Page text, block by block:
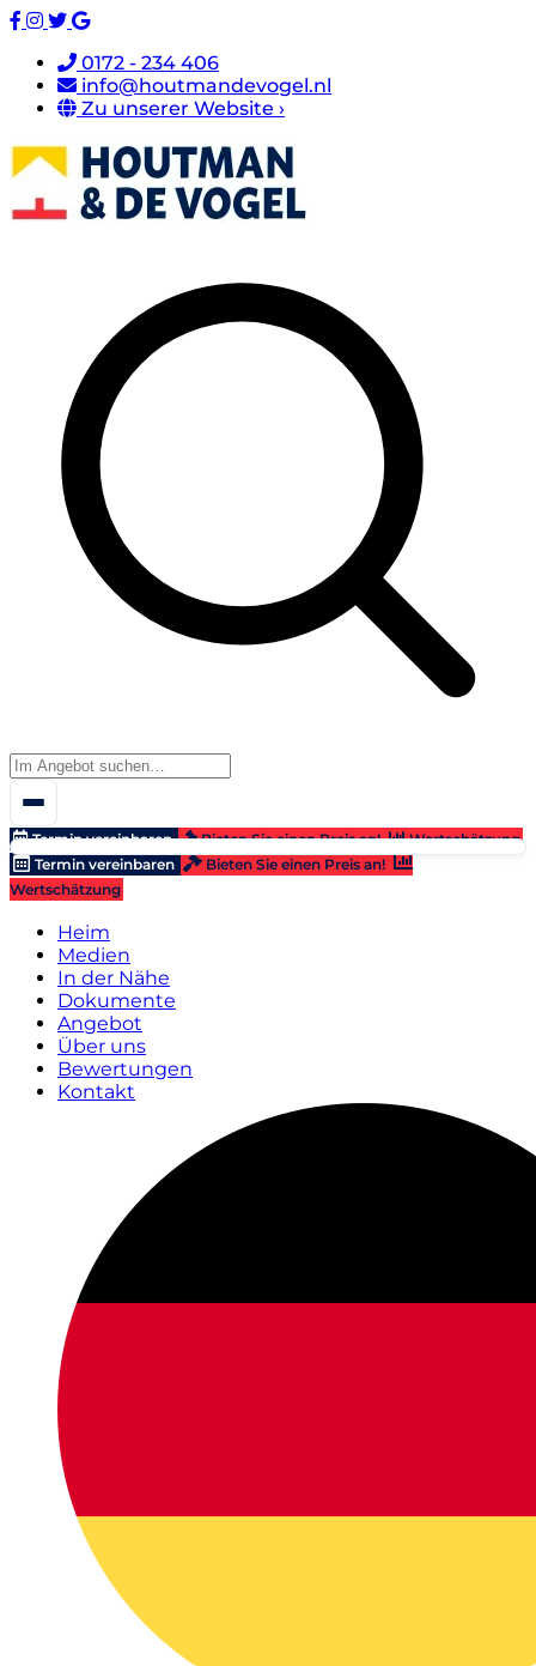
0172 - 234 406
info@houtmandevogel.nl
Zu unserer Website ›
Termin vereinbaren Bieten Sie einen Preis an!
Wertschätzung
Termin vereinbaren
Bieten Sie einen Preis an!
Wertschätzung
Heim
Medien
In der Nähe
Dokumente
Angebot
Über uns
Bewertungen
Kontakt